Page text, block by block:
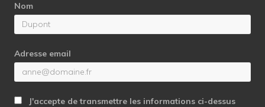
Nom
Adresse email
J'accepte de transmettre les informations ci-dessus